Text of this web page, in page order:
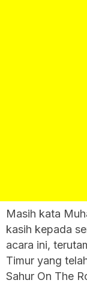
Masih kata
kasih kepada
acara ini,
Timur yang
Sahur On The